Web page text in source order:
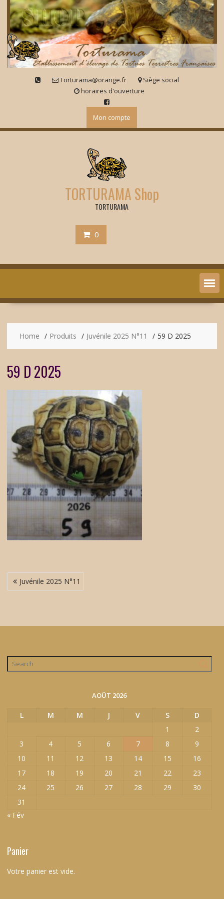
Skip
content
Torturama@orange.fr
Siège social
horaires d'ouverture
Mon compte
TORTURAMA Shop
TORTURAMA
0
Home Produits Juvénile 2025 N°11 59 D 2025
59 D 2025
Navigation
de
Juvénile 2025 N°11
AOÛT 2026
L M M J V S
D
1
2
3
4 5 6 7 8
9
10
11 12 13 14 15
16
17
18 19 20 21 22
23
24
25 26 27 28 29
30
31
« Fév
Panier
Votre panier est vide.